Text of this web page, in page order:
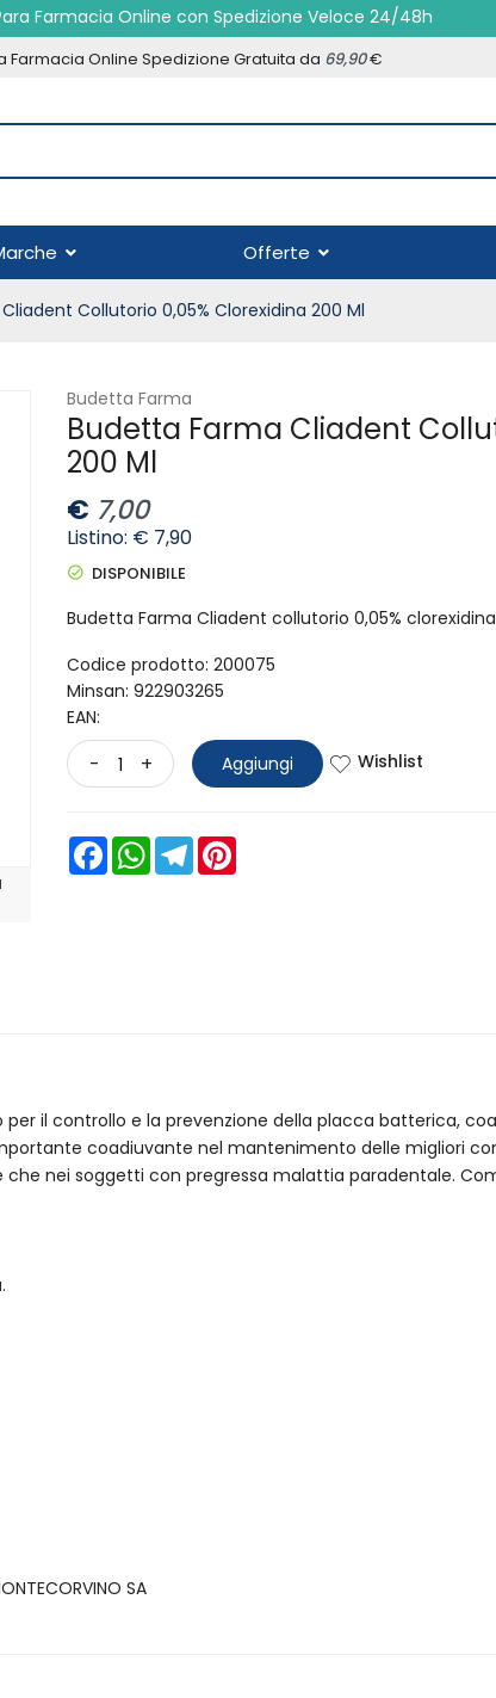
Farmacia Online con Spedizione Veloce 24/48h
Farmacia Online Spedizione Gratuita da 69,90€
Offerte
Collutorio 0,05% Clorexidina 200 Ml
Budetta Farma
Budetta Farma Cliadent
200 Ml
€ 7,00
Listino: € 7,90
DISPONIBILE
Budetta Farma Cliadent collutorio 0,05%
Codice prodotto: 200075
Minsan: 922903265
EAN:
- + Aggiungi Wishlist
FacebookWhatsAppTelegram
il controllo e la prevenzione della placca batterica,
coadiuvante nel mantenimento delle migliori
nei soggetti con pregressa malattia paradentale.
SA